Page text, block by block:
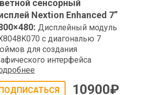
сенсорный
Nextion Enhanced 7”
: Дисплейный модуль
с диагональю 7
для создания
интерфейса
ПОДПИСАТЬСЯ 10900₽